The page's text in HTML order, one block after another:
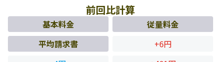
前回比計算
基本料金
従量料金
平均請求書
+6円